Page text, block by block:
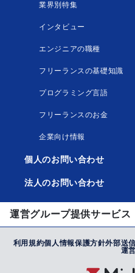
業界別特集
インタビュー
エンジニアの職種
フリーランスの基礎知識
プログラミング言語
フリーランスのお金
企業向け情報
個人のお問い合わせ
法人のお問い合わせ
運営グループ提供サービス
利用規約個人情報保護方針外部送
運